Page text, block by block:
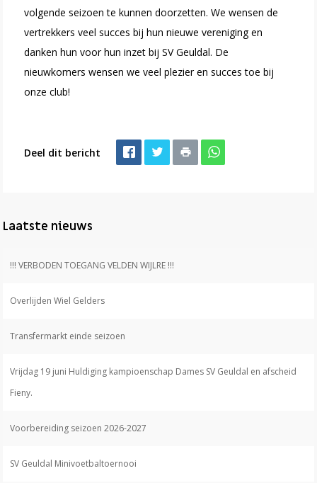
volgende seizoen te kunnen doorzetten. We wensen de
vertrekkers veel succes bij hun nieuwe vereniging en
danken hun voor hun inzet bij SV Geuldal. De
nieuwkomers wensen we veel plezier en succes toe bij
onze club!
Deel dit bericht
Laatste nieuws
!!! VERBODEN TOEGANG VELDEN WIJLRE !!!
Overlijden Wiel Gelders
Transfermarkt einde seizoen
Vrijdag 19 juni Huldiging kampioenschap Dames SV Geuldal en afscheid
Fieny.
Voorbereiding seizoen 2026-2027
SV Geuldal Minivoetbaltoernooi